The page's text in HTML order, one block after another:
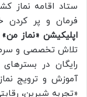
ستاد اقامه نماز
فرمان و پر کردن
اپلیکیشن «نماز من»
تلاش تخصصی و
رایگان در
آموزش و ترویج
«تجربه شیرین،